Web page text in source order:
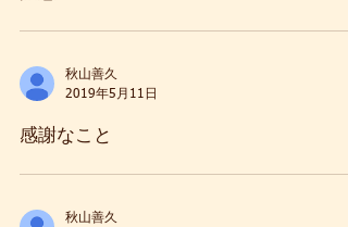
秋山善久
2019年5月11日
感謝なこと
秋山善久